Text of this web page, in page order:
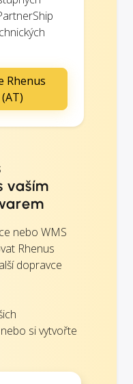
Rhenus
vaším
nebo WMS
Rhenus
dopravce
si vytvořte